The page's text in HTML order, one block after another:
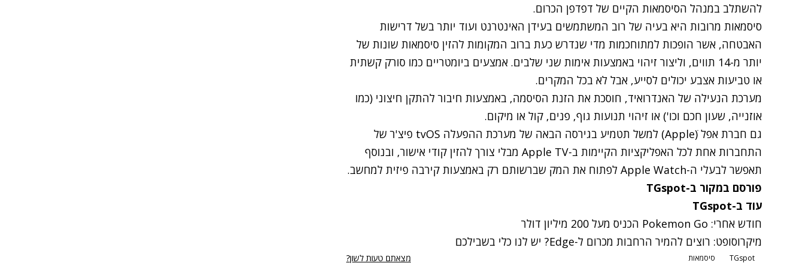
להשתלב במנהל הסיסמאות הקיים של דפדפן הכרום.
סיסמאות מרובות היא בעיה של רוב המשתמשים בעידן האינטרנט ועוד יותר בשל דרישות
האבטחה, אשר הופכות למתוחכמות מדי שנדרש כעת ברוב המקומות להזין סיסמאות שונות של
יותר מ-14 תווים, וליצור זיהוי באמצעות אימות שני שלבים. אמצעים ביומטריים כמו סורק קשתית
או טביעות אצבע יכולים לסייע, אבל לא בכל המקרים.
מערכת הנעילה של האנדרואיד, חוסכת את הזנת הסיסמה, באמצעות חיבור להתקן חיצוני (כמו
אוזנייה, שעון חכם וכו') או זיהוי תנועות גוף, פנים, קול או מיקום.
גם חברת אפל ׁ(Apple) למשל תטמיע בגירסה הבאה של מערכת ההפעלה tvOS פיצ'ר של
התחברות אחת לכל האפליקציות הקיימות ב-Apple TV מבלי צורך להזין קודי אישור, ובנוסף
תאפשר לבעלי ה-Apple Watch לפתוח את המק שברשותם רק באמצעות קירבה פיזית למחשב.
פורסם במקור ב-TGspot
עוד ב-TGspot
חודש אחרי: Pokemon Go הכניס מעל 200 מיליון דולר
מיקרוסופט: רוצים להמיר הרחבות מכרום ל-Edge? יש לנו כלי בשבילכם
TGspot סיסמאות מצאתם טעות לשון?